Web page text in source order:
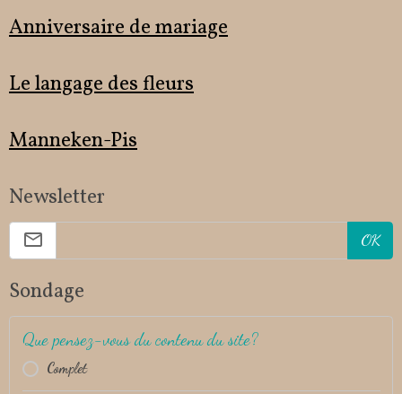
Anniversaire de mariage
Le langage des fleurs
Manneken-Pis
Newsletter
OK
Sondage
Que pensez-vous du contenu du site?
Complet